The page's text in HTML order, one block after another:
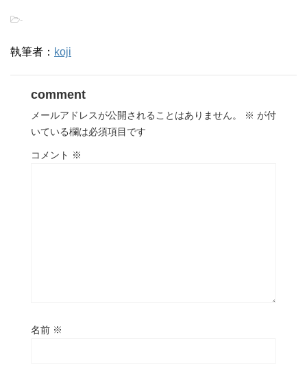
-
執筆者： koji
comment
メールアドレスが公開されることはありません。 ※ が付
いている欄は必須項目です
コメント ※
名前 ※